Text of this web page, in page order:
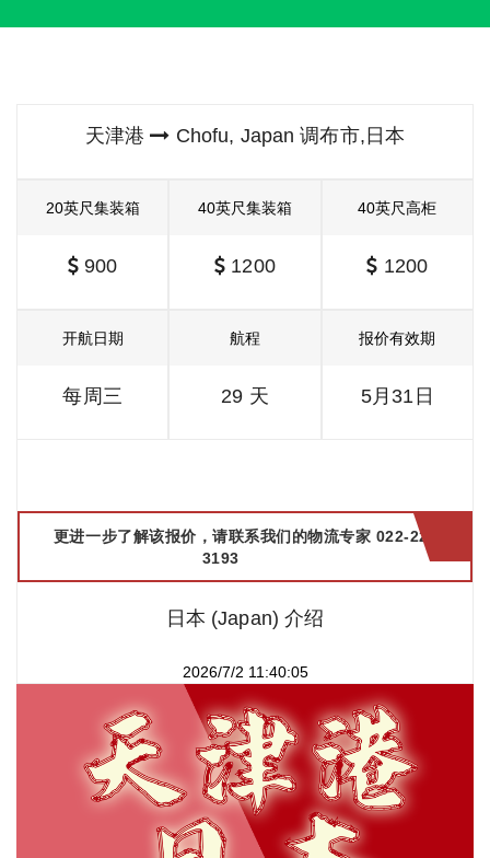
天津港 Chofu, Japan 调布市,日本
20英尺集装箱
900
40英尺集装箱
1200
40英尺高柜
1200
开航日期
每周三
航程
29 天
报价有效期
5月31日
更进一步了解该报价，请联系我们的物流专家 022-2299
3193
日本 (Japan) 介绍
2026/7/2 11:40:05